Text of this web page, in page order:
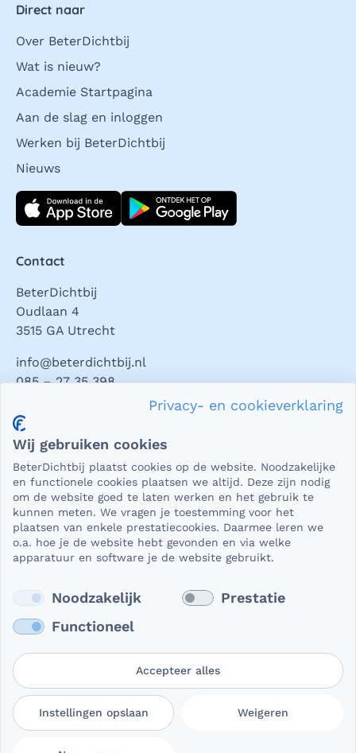
Direct naar
Over BeterDichtbij
Wat is nieuw?
Academie Startpagina
Aan de slag en inloggen
Werken bij BeterDichtbij
Nieuws
Download direct
Contact
BeterDichtbij
Oudlaan 4
3515 GA Utrecht
info@beterdichtbij.nl
085 – 27 35 398
Privacy en veiligheid
essentieel dat die beveiligd worden uitgewisseld. En dat
die gegevens niet in verkeerde handen vallen. Daar kun je
op rekenen bij BeterDichtbij.
Lees verder
Gebruikersvoorwaarden
Privacy- en
cookieverklaring
Privacy- en cookieverklaring
Wij gebruiken cookies
BeterDichtbij plaatst cookies op de website. Noodzakelijke
en functionele cookies plaatsen we altijd. Deze zijn nodig
om de website goed te laten werken en het gebruik te
kunnen meten. We vragen je toestemming voor het
plaatsen van enkele prestatiecookies. Daarmee leren we
o.a. hoe je de website hebt gevonden en via welke
apparatuur en software je de website gebruikt.
Noodzakelijk
Prestatie
Functioneel
Accepteer alles
Instellingen opslaan Weigeren